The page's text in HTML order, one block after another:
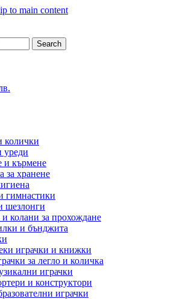
to main content
Search
колички
уреди
и кърмене
за хранене
гимнастики
шезлонги
и колани за прохождане
и бънджита
играчки и книжки
за легло и количка
играчки
и конструктори
играчки